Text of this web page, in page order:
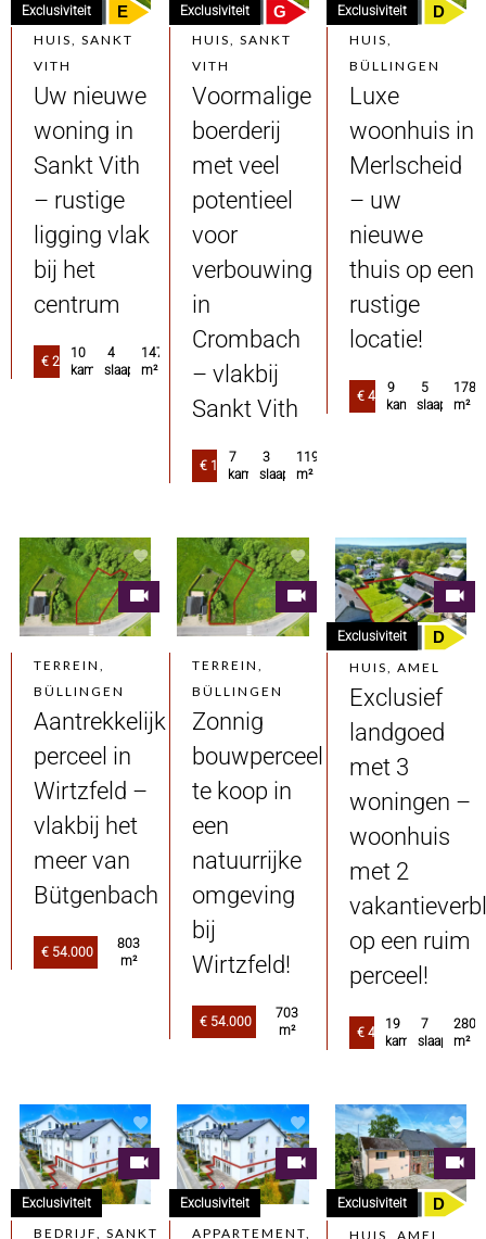
E
HUIS, SANKT
VITH
Uw nieuwe
woning in
Sankt Vith
– rustige
ligging vlak
bij het
centrum
€ 264.000
10
kamers
4
slaapkamers
147
m²
Exclusiviteit G
HUIS, SANKT
VITH
Voormalige
boerderij
met veel
potentieel
voor
verbouwing
in
Crombach
– vlakbij
Sankt Vith
€ 170.000
7
kamers
3
slaapkamers
119.91
m²
Exclusiviteit D
HUIS,
BÜLLINGEN
Luxe
woonhuis in
Merlscheid
– uw
nieuwe
thuis op een
rustige
locatie!
€ 439.000
9
kamers
5
m²
Exclusiviteit
TERREIN,
BÜLLINGEN
Aantrekkelijk
perceel in
Wirtzfeld –
vlakbij het
meer van
Bütgenbach
€ 54.000
803
m²
TERREIN,
BÜLLINGEN
Zonnig
bouwperceel
te koop in
een
natuurrijke
omgeving
bij
Wirtzfeld!
€ 54.000
703
m²
D
HUIS, AMEL
Exclusief
landgoed
met 3
woningen –
woonhuis
met 2
op een ruim
perceel!
€ 460.000
19
kamers
7
m²
Exclusiviteit
BEDRIJF, SANKT
Exclusiviteit
APPARTEMENT,
Exclusiviteit D
HUIS, AMEL
Exclusiviteit